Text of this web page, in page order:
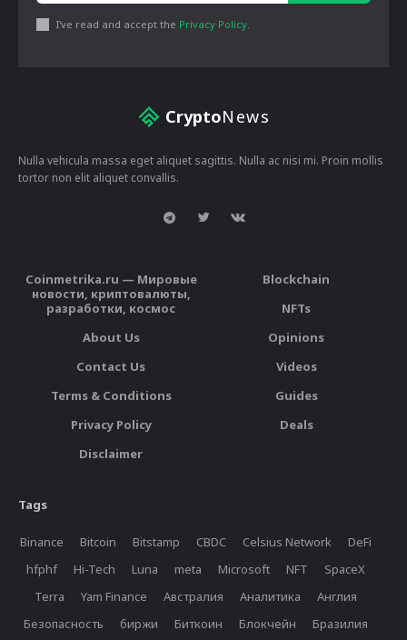
I've read and accept the Privacy Policy.
CryptoNews
Nulla vehicula massa eget aliquet sagittis. Nulla ac nisi mi. Proin mollis
tortor non elit aliquet convallis.
Coinmetrika.ru — Мировые
новости, криптовалюты,
разработки, космос
About Us
Contact Us
Terms & Conditions
Privacy Policy
Disclaimer
Blockchain
NFTs
Opinions
Videos
Guides
Deals
Tags
Binance Bitcoin Bitstamp CBDC Celsius Network
DeFi
hfphf
Hi-Tech Luna meta Microsoft NFT
SpaceX
Terra
Yam Finance Австралия Аналитика
Англия
Безопасность
биржи Биткоин Блокчейн Бразилия